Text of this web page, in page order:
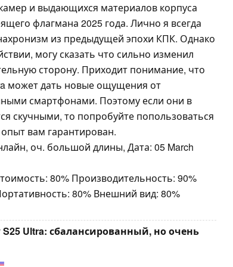
и выдающихся материалов корпуса
флагмана 2025 года. Лично я всегда
из предыдущей эпохи КПК. Однако
могу сказать что сильно изменил
сторону. Приходит понимание, что
может дать новые ощущения от
смартфонами. Поэтому если они в
скучными, то попробуйте попользоваться
вам гарантирован.
оч. большой длины, Дата: 05 March
80% Производительность: 90%
80% Внешний вид: 80%
S25 Ultra: сбалансированный, но очень